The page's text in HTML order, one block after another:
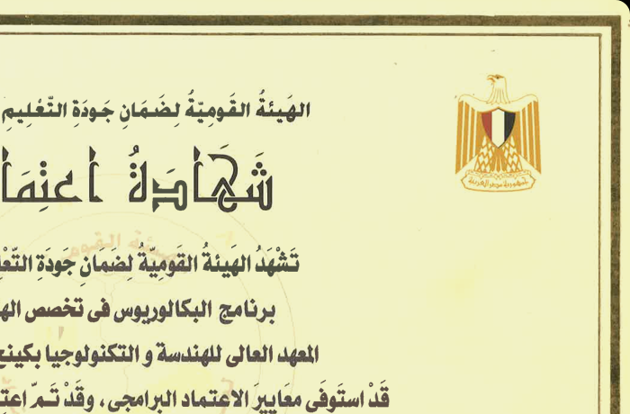
المعاهد العليا - كينج مريوط
الأسكندريه
الرئيسية معاهدنا ▾ معرض الصور